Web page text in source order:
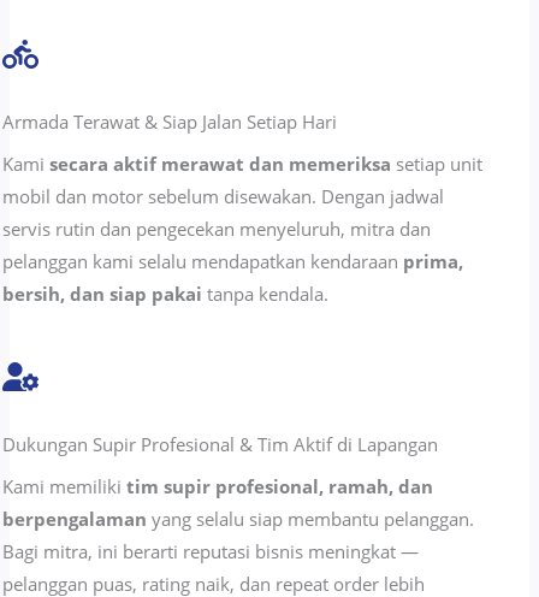
Armada Terawat & Siap Jalan Setiap Hari
Kamisecara aktif merawat dan memeriksa setiap unit
mobil dan motor sebelum disewakan. Dengan jadwal
servis rutin dan pengecekan menyeluruh, mitra dan
pelanggan kami selalu mendapatkan kendaraan prima,
bersih, dan siap pakai tanpa kendala.
Dukungan Supir Profesional & Tim Aktif di Lapangan
Kami memilikitim supir profesional, ramah, dan
berpengalaman yang selalu siap membantu pelanggan.
Bagi mitra, ini berarti reputasi bisnis meningkat —
pelanggan puas, rating naik, dan repeat order lebih